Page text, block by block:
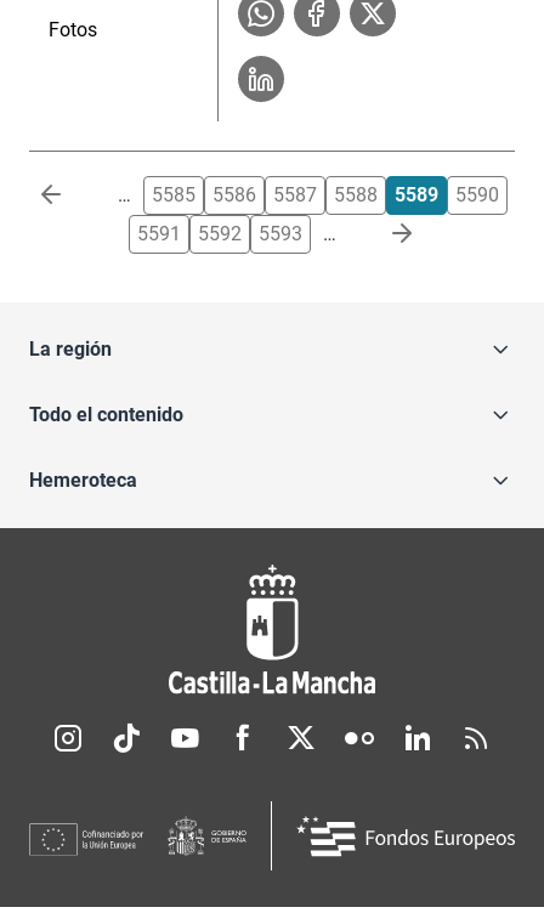
Fotos
Paginación … 5585 5586 5587 5588 5589
5590
5591
5592 5593 …
La región
Todo el contenido
Hemeroteca
Redes sociales JCCM